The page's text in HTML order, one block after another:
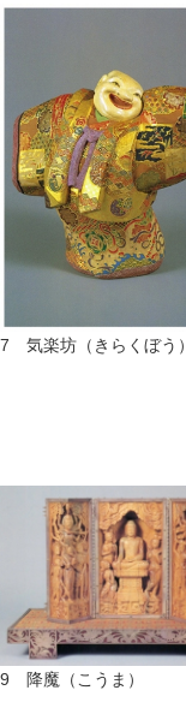
7 気楽坊（きらくぼう）
9 降魔（こうま）